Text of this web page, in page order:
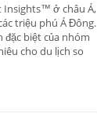
Insights™ ở châu Á,
triệu phú Á Đông.
đặc biệt của nhóm
cho du lịch so